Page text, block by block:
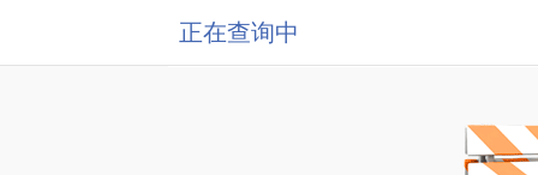
正在查询中